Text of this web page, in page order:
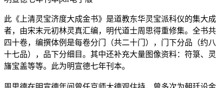
此《上清灵宝济度大成金书》是道教东华灵宝派科仪的集大成
者，由宋末元初林灵真汇编，明代道士周思得重修集。全书共
四十卷，编撰体例是每卷分门（共二十门），门下分品（约八
十七品），品下分细目。其中还补充大量图像资料：符箓、灵
旛宝盖等等。此为明宣德七年刊本。